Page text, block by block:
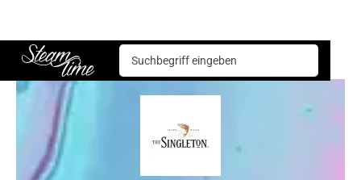
Steam time
Spirituosen Whisky The Singleton Glen Ord 17 Jahre Special Release 2025 Single Malt Scotch Whisky 55,5% Vol. 700ml